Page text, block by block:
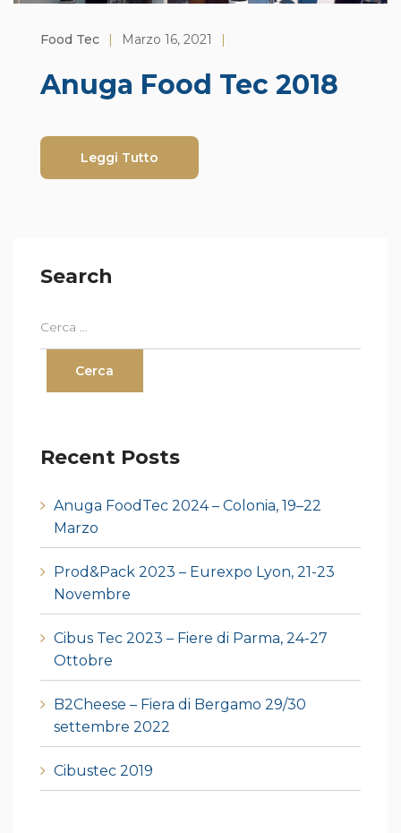
Food Tec | Marzo 16, 2021 |
Anuga Food Tec 2018
Leggi Tutto
Search
Recent Posts
Anuga FoodTec 2024 – Colonia, 19–22
Marzo
Prod&Pack 2023 – Eurexpo Lyon, 21-23
Novembre
Cibus Tec 2023 – Fiere di Parma, 24-27
Ottobre
B2Cheese – Fiera di Bergamo 29/30
settembre 2022
Cibustec 2019